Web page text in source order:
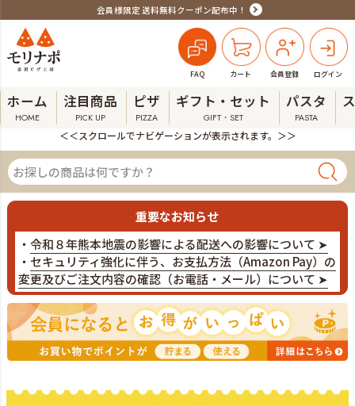
会員様限定 送料無料クーポン配布中！
FAQ カート 会員登録 ログイン
ホーム
HOME
注目商品
PICK UP
ピザ
PIZZA
ギフト・セット
GIFT・SET
パスタ
PASTA
＜＜スクロールでナビゲーションが表示されます。＞＞
重要なお知らせ
・ 令和８年熊本地震の影響による配送への影響について ➤
・ セキュリティ強化に伴う、お支払方法（Amazon Pay）の
変更及びご注文内容の確認（お電話・メール）について ➤